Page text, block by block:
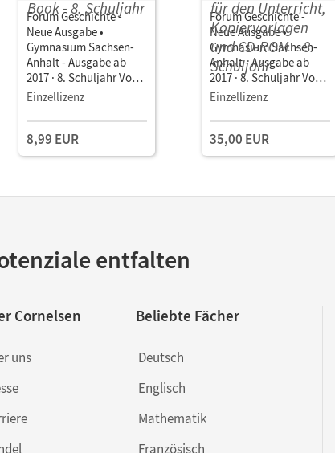
Forum Geschichte -
Neue Ausgabe •
Gymnasium Sachsen-
Anhalt - Ausgabe ab
2017 · 8. Schuljahr Vom
Ende des
Zeitalters bis zum
Imperialismus und
Kolonialismus •
Einzellizenz
8,99 EUR
Forum Geschichte -
Neue Ausgabe •
Gymnasium Sachsen-
Anhalt - Ausgabe ab
2017 · 8. Schuljahr Vom
Ende des
Zeitalters bis zum
Imperialismus und
Kolonialismus •
Kopiervorlagen und CD-
Einzellizenz
35,00 EUR
entfalten
Cornelsen
uns
Beliebte Fächer
Deutsch
Englisch
Mathematik
Französisch